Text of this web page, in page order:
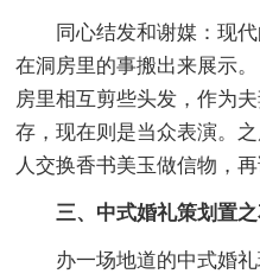
同心结发和谢媒：现代
在洞房里的事搬出来展示
房里相互剪些头发，作为
存，现在则是当众表演。
人交换香书美玉做信物，
三、中式婚礼策划置
办一场地道的中式婚礼